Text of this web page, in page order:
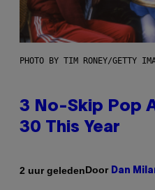
PHOTO BY TIM RONEY/GETTY
3 No-Skip Pop
30 This Year
2 uur geledenDoor Dan